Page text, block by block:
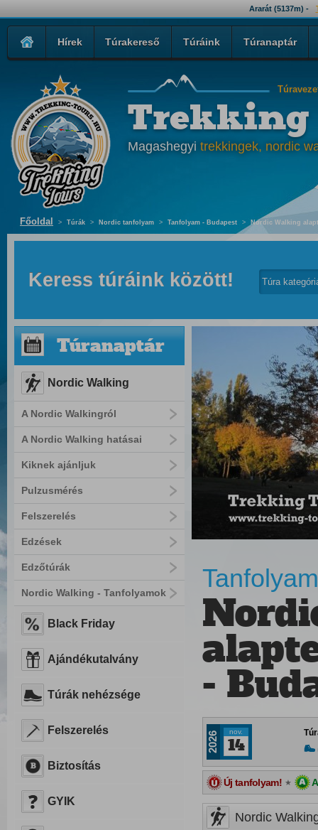
Ararát (5137m) -
Hírek Túrakereső Túráink Túranaptár
Trekking
Magashegyi trekkingek, nordic
Főoldal > Túrák > Nordic tanfolyam > Tanfolyam - Budapest > Nordic Walking
Keress túráink között!
Túranaptár
Nordic Walking
A Nordic Walkingról
A Nordic Walking hatásai
Kiknek ajánljuk
Pulzusmérés
Felszerelés
Edzések
Edzőtúrák
Nordic Walking - Tanfolyamok
Black Friday
Ajándékutalvány
Túrák nehézsége
Felszerelés
Biztosítás
GYIK
-
2026 nov.
14
Új tanfolyam! ★
Nordic